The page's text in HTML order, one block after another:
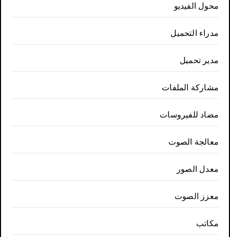
محول الفيديو
مدراء التحميل
مدير تحميل
مشاركة الملفات
مضاد للفيروسات
معالجة الصوت
معدل الصور
معزز الصوت
مكاتب